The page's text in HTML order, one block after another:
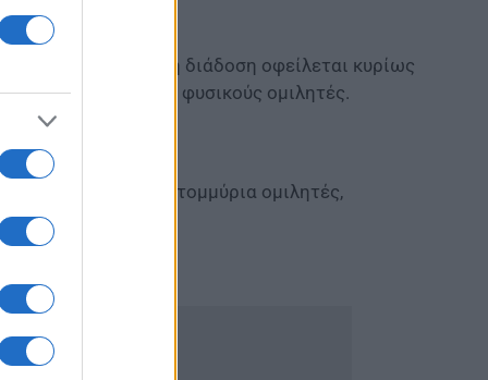
ομιλητές. Η μεγάλη διάδοση οφείλεται κυρίως
περισσότερους φυσικούς ομιλητές.
περίπου 600 εκατομμύρια ομιλητές,